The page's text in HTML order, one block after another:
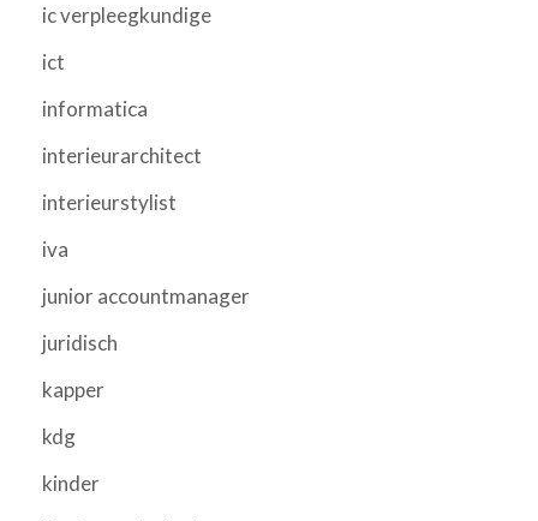
ic verpleegkundige
ict
informatica
interieurarchitect
interieurstylist
iva
junior accountmanager
juridisch
kapper
kdg
kinder